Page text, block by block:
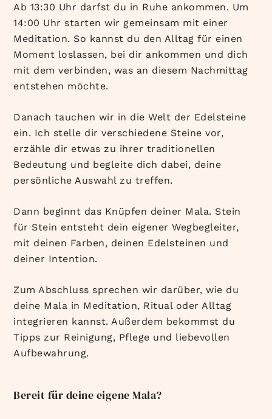
Ab 13:30 Uhr darfst du in Ruhe ankommen. Um
14:00 Uhr starten wir gemeinsam mit einer
Meditation. So kannst du den Alltag für einen
Moment loslassen, bei dir ankommen und dich
mit dem verbinden, was an diesem Nachmittag
entstehen möchte.
Danach tauchen wir in die Welt der Edelsteine
ein. Ich stelle dir verschiedene Steine vor,
erzähle dir etwas zu ihrer traditionellen
Bedeutung und begleite dich dabei, deine
persönliche Auswahl zu treffen.
Dann beginnt das Knüpfen deiner Mala. Stein
für Stein entsteht dein eigener Wegbegleiter,
mit deinen Farben, deinen Edelsteinen und
deiner Intention.
Zum Abschluss sprechen wir darüber, wie du
deine Mala in Meditation, Ritual oder Alltag
integrieren kannst. Außerdem bekommst du
Tipps zur Reinigung, Pflege und liebevollen
Aufbewahrung.
Bereit für deine eigene Mala?